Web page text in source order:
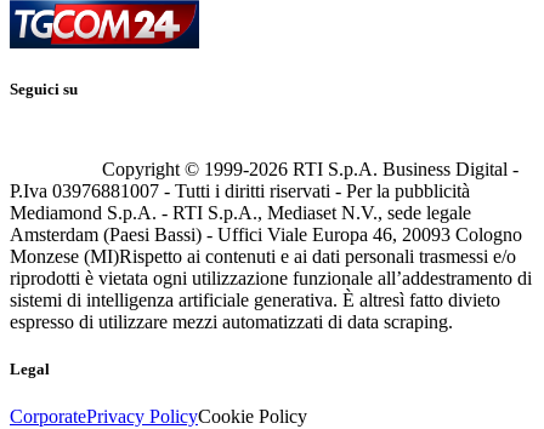
Seguici su
Copyright © 1999-2026 RTI S.p.A. Business Digital -
P.Iva 03976881007 - Tutti i diritti riservati - Per la pubblicità
Mediamond S.p.A. - RTI S.p.A., Mediaset N.V., sede legale
Amsterdam (Paesi Bassi) - Uffici Viale Europa 46, 20093 Cologno
Monzese (MI)Rispetto ai contenuti e ai dati personali trasmessi e/o
riprodotti è vietata ogni utilizzazione funzionale all’addestramento di
sistemi di intelligenza artificiale generativa. È altresì fatto divieto
espresso di utilizzare mezzi automatizzati di data scraping.
Legal
CorporatePrivacy PolicyCookie Policy